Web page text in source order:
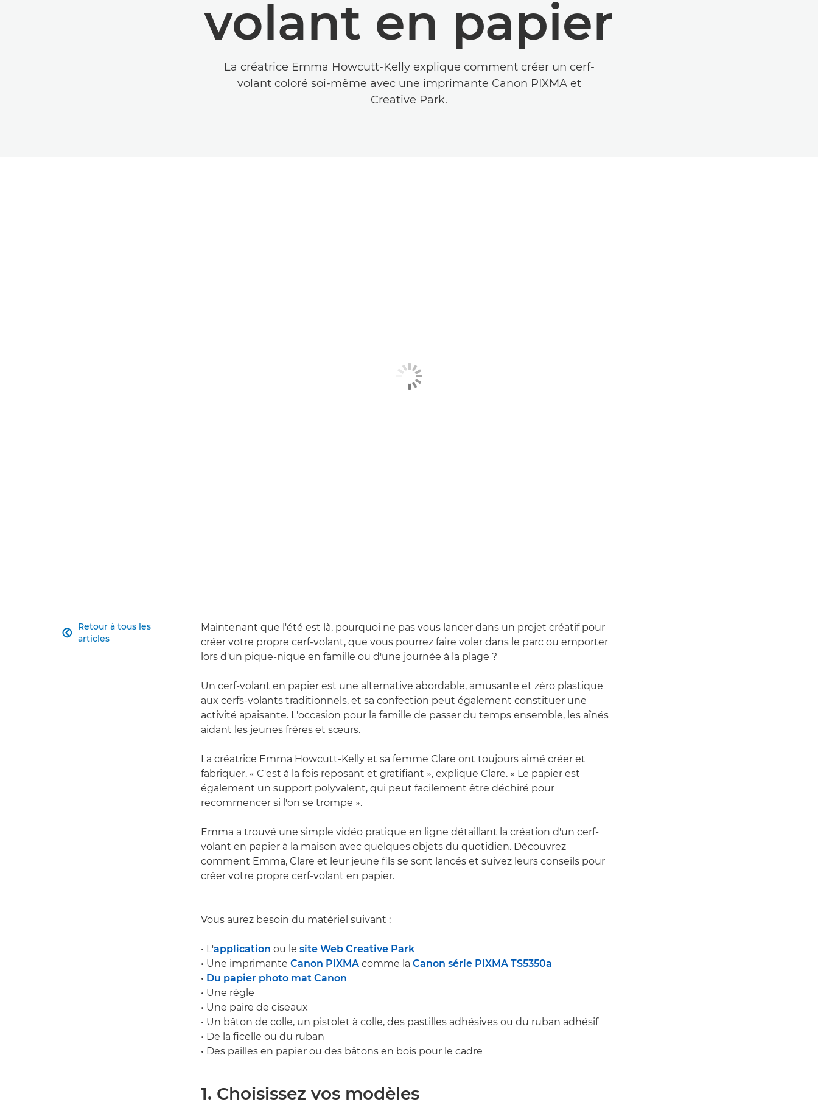
volant en papier
La créatrice Emma Howcutt-Kelly explique comment créer un cerf-
volant coloré soi-même avec une imprimante Canon PIXMA et
Creative Park.
Retour à tous les
articles

Maintenant que l'été est là, pourquoi ne pas vous lancer dans un projet créatif pour
créer votre propre cerf-volant, que vous pourrez faire voler dans le parc ou emporter
lors d'un pique-nique en famille ou d'une journée à la plage ?
Un cerf-volant en papier est une alternative abordable, amusante et zéro plastique
aux cerfs-volants traditionnels, et sa confection peut également constituer une
activité apaisante. L'occasion pour la famille de passer du temps ensemble, les aînés
aidant les jeunes frères et sœurs.
La créatrice Emma Howcutt-Kelly et sa femme Clare ont toujours aimé créer et
fabriquer. « C'est à la fois reposant et gratifiant », explique Clare. « Le papier est
également un support polyvalent, qui peut facilement être déchiré pour
recommencer si l'on se trompe ».
Emma a trouvé une simple vidéo pratique en ligne détaillant la création d'un cerf-
volant en papier à la maison avec quelques objets du quotidien. Découvrez
comment Emma, Clare et leur jeune fils se sont lancés et suivez leurs conseils pour
créer votre propre cerf-volant en papier.
Vous aurez besoin du matériel suivant :
• L'application ou le site Web Creative Park
• Une imprimante Canon PIXMA comme la Canon série PIXMA TS5350a
• Du papier photo mat Canon
• Une règle
• Une paire de ciseaux
• Un bâton de colle, un pistolet à colle, des pastilles adhésives ou du ruban adhésif
• De la ficelle ou du ruban
• Des pailles en papier ou des bâtons en bois pour le cadre
1. Choisissez vos modèles